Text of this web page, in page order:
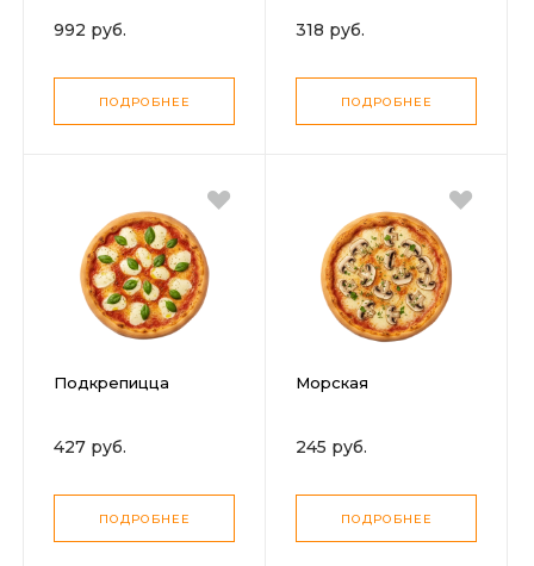
992 руб.
ПОДРОБНЕЕ
318 руб.
ПОДРОБНЕЕ
Подкрепицца
427 руб.
ПОДРОБНЕЕ
Морская
245 руб.
ПОДРОБНЕЕ